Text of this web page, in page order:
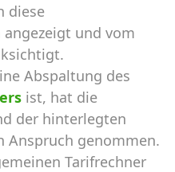
diese
und vom
Abspaltung des
ist, hat die
der hinterlegten
Anspruch genommen.
Tarifrechner